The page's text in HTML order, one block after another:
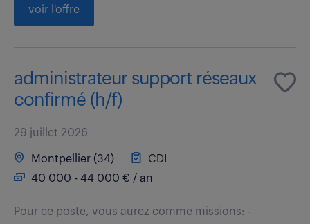
voir l'offre
administrateur support réseaux
confirmé (h/f)
29 juillet 2026
Montpellier (34)
CDI
40 000 - 44 000 € / an
Pour ce poste, vous aurez comme missions: -